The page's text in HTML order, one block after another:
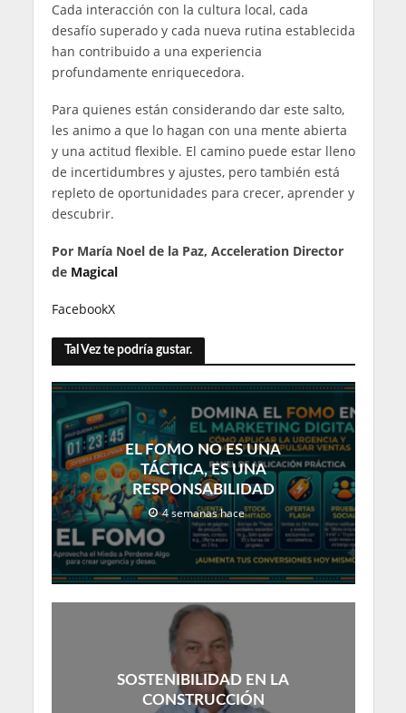
Cada interacción con la cultura local, cada
desafío superado y cada nueva rutina establecida
han contribuido a una experiencia
profundamente enriquecedora.
Para quienes están considerando dar este salto,
les animo a que lo hagan con una mente abierta
y una actitud flexible. El camino puede estar lleno
de incertidumbres y ajustes, pero también está
repleto de oportunidades para crecer, aprender y
descubrir.
Por María Noel de la Paz, Acceleration Director
de Magical
FacebookX
Tal Vez te podría gustar.
EL FOMO NO ES UNA
TÁCTICA, ES UNA
RESPONSABILIDAD
4 semanas hace
SOSTENIBILIDAD EN LA
CONSTRUCCIÓN